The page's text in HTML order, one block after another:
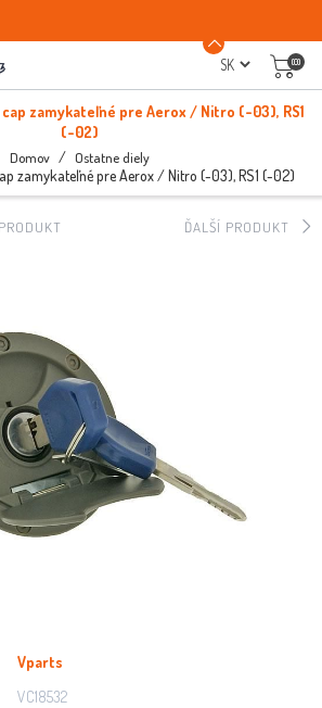
(0)
zamykateľné pre Aerox / Nitro (-03), RS1
(-02)
Domov / Ostatne diely
zamykateľné pre Aerox / Nitro (-03), RS1 (-02)
ĎALŠÍ PRODUKT
Vparts
VC18532